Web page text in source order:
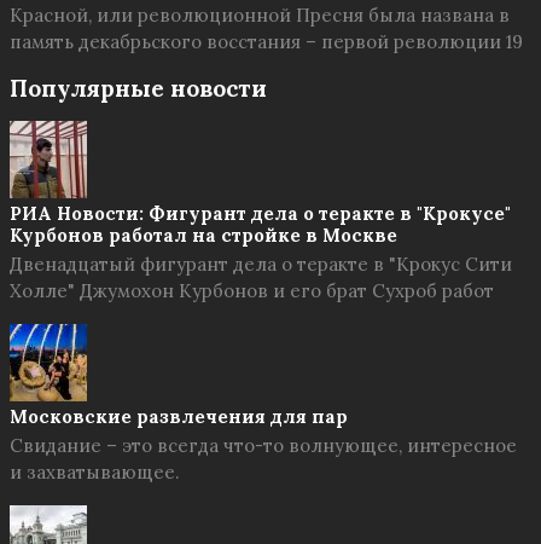
Красной, или революционной Пресня была названа в
память декабрьского восстания – первой революции 19
Популярные новости
РИА Новости: Фигурант дела о теракте в "Крокусе"
Курбонов работал на стройке в Москве
Двенадцатый фигурант дела о теракте в "Крокус Сити
Холле" Джумохон Курбонов и его брат Сухроб работ
Московские развлечения для пар
Свидание – это всегда что-то волнующее, интересное
и захватывающее.